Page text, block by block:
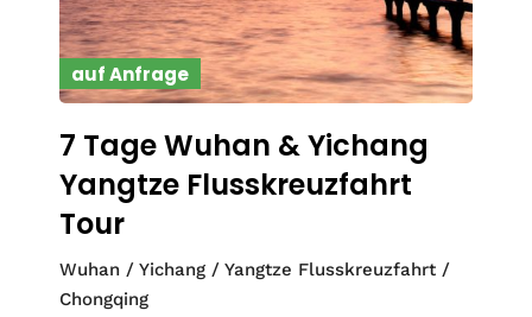
auf Anfrage
7 Tage Wuhan & Yichang
Yangtze Flusskreuzfahrt
Tour
Wuhan / Yichang / Yangtze Flusskreuzfahrt /
Chongqing